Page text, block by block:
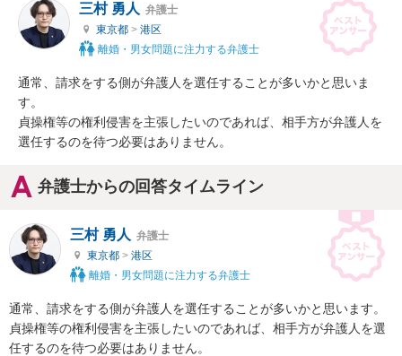
三村 勇人 弁護士
東京都 > 港区
離婚・男女問題に注力する弁護士
通常、請求をする側が弁護人を選任することが多いかと思いま
す。
貞操権等の権利侵害を主張したいのであれば、相手方が弁護人を
選任するのを待つ必要はありません。
弁護士からの回答タイムライン
三村 勇人 弁護士
東京都 > 港区
離婚・男女問題に注力する弁護士
通常、請求をする側が弁護人を選任することが多いかと思います。
貞操権等の権利侵害を主張したいのであれば、相手方が弁護人を選
任するのを待つ必要はありません。